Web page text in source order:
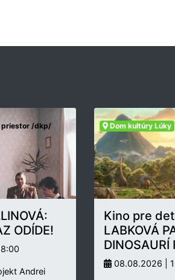
priestor /dkp/
ODÍDE!
Andrei
Dom kultúry Lúky
Kino pre
LABKOVÁ
DINOSAURÍ
08.08.2026 |